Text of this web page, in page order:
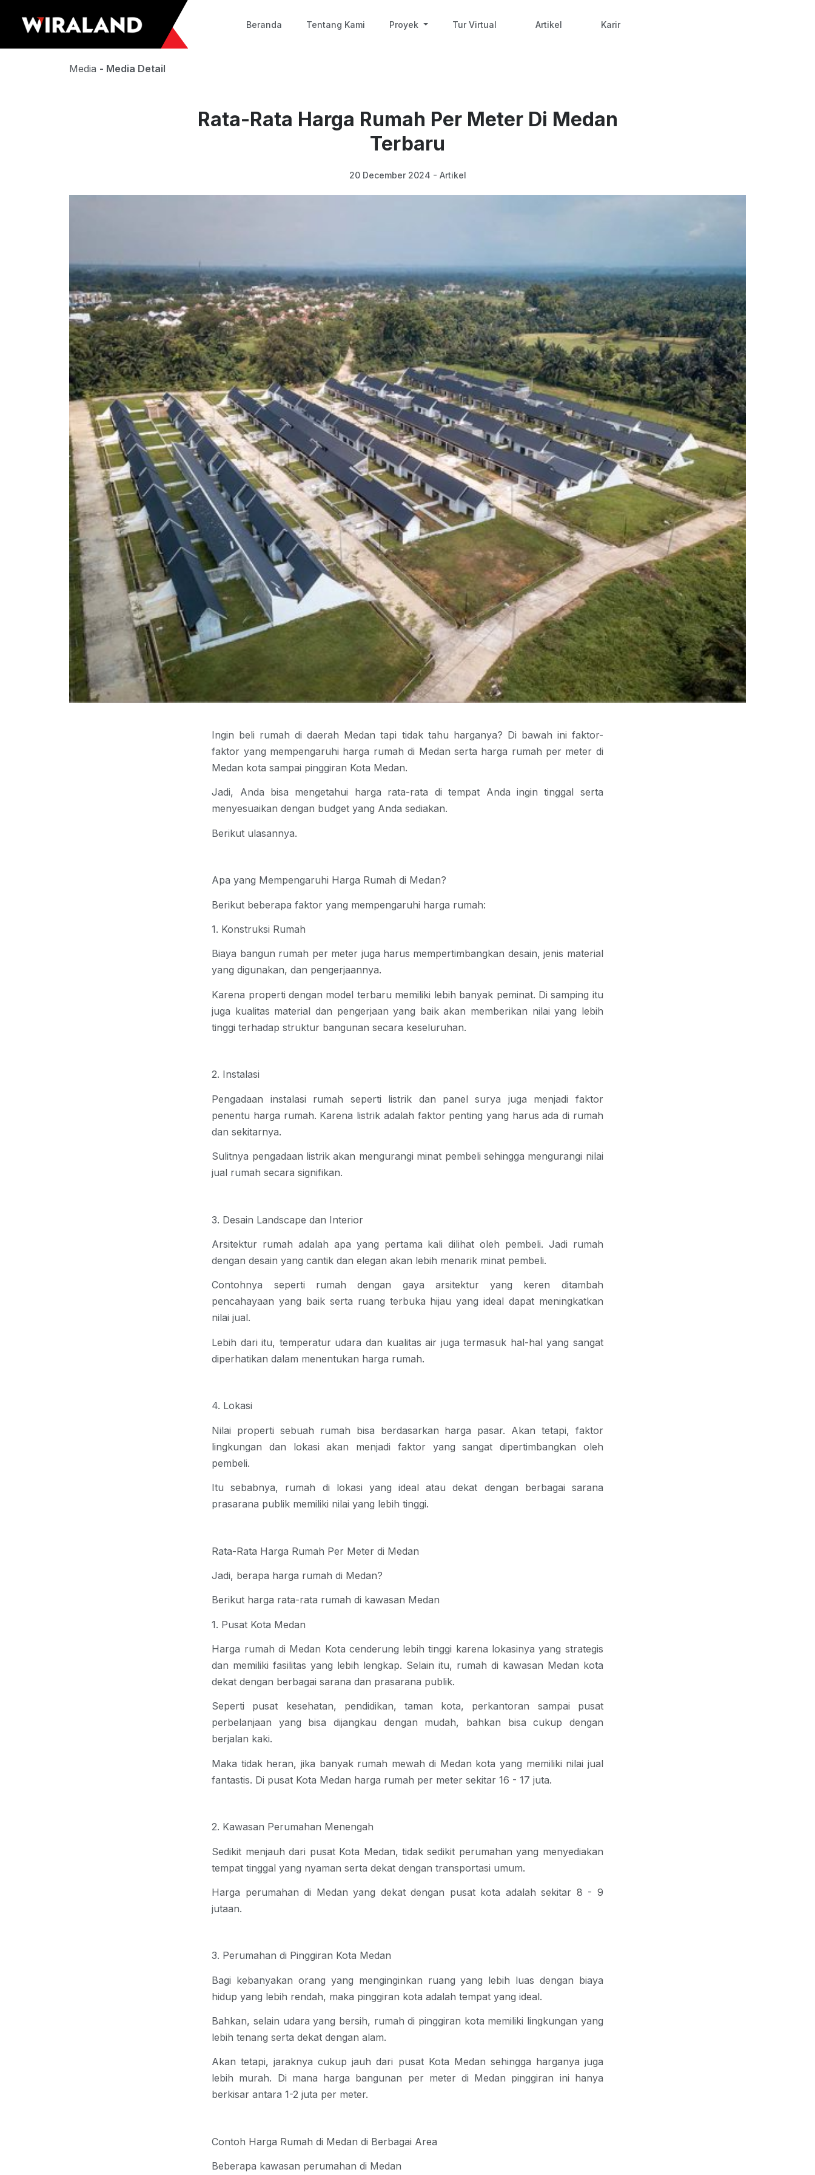
Beranda Tentang Kami Proyek Tur Virtual Artikel Karir
Media - Media Detail
Rata-Rata Harga Rumah Per Meter Di Medan
Terbaru
20 December 2024 - Artikel
Ingin beli rumah di daerah Medan tapi tidak tahu harganya? Di bawah ini faktor-
faktor yang mempengaruhi harga rumah di Medan serta harga rumah per meter di
Medan kota sampai pinggiran Kota Medan.
Jadi, Anda bisa mengetahui harga rata-rata di tempat Anda ingin tinggal serta
menyesuaikan dengan budget yang Anda sediakan.
Berikut ulasannya.
Apa yang Mempengaruhi Harga Rumah di Medan?
Berikut beberapa faktor yang mempengaruhi harga rumah:
1. Konstruksi Rumah
Biaya bangun rumah per meter juga harus mempertimbangkan desain, jenis material
yang digunakan, dan pengerjaannya.
Karena properti dengan model terbaru memiliki lebih banyak peminat. Di samping itu
juga kualitas material dan pengerjaan yang baik akan memberikan nilai yang lebih
tinggi terhadap struktur bangunan secara keseluruhan.
2. Instalasi
Pengadaan instalasi rumah seperti listrik dan panel surya juga menjadi faktor
penentu harga rumah. Karena listrik adalah faktor penting yang harus ada di rumah
dan sekitarnya.
Sulitnya pengadaan listrik akan mengurangi minat pembeli sehingga mengurangi nilai
jual rumah secara signifikan.
3. Desain Landscape dan Interior
Arsitektur rumah adalah apa yang pertama kali dilihat oleh pembeli. Jadi rumah
dengan desain yang cantik dan elegan akan lebih menarik minat pembeli.
Contohnya seperti rumah dengan gaya arsitektur yang keren ditambah
pencahayaan yang baik serta ruang terbuka hijau yang ideal dapat meningkatkan
nilai jual.
Lebih dari itu, temperatur udara dan kualitas air juga termasuk hal-hal yang sangat
diperhatikan dalam menentukan harga rumah.
4. Lokasi
Nilai properti sebuah rumah bisa berdasarkan harga pasar. Akan tetapi, faktor
lingkungan dan lokasi akan menjadi faktor yang sangat dipertimbangkan oleh
pembeli.
Itu sebabnya, rumah di lokasi yang ideal atau dekat dengan berbagai sarana
prasarana publik memiliki nilai yang lebih tinggi.
Rata-Rata Harga Rumah Per Meter di Medan
Jadi, berapa harga rumah di Medan?
Berikut harga rata-rata rumah di kawasan Medan
1. Pusat Kota Medan
Harga rumah di Medan Kota cenderung lebih tinggi karena lokasinya yang strategis
dan memiliki fasilitas yang lebih lengkap. Selain itu, rumah di kawasan Medan kota
dekat dengan berbagai sarana dan prasarana publik.
Seperti pusat kesehatan, pendidikan, taman kota, perkantoran sampai pusat
perbelanjaan yang bisa dijangkau dengan mudah, bahkan bisa cukup dengan
berjalan kaki.
Maka tidak heran, jika banyak rumah mewah di Medan kota yang memiliki nilai jual
fantastis. Di pusat Kota Medan harga rumah per meter sekitar 16 - 17 juta.
2. Kawasan Perumahan Menengah
Sedikit menjauh dari pusat Kota Medan, tidak sedikit perumahan yang menyediakan
tempat tinggal yang nyaman serta dekat dengan transportasi umum.
Harga perumahan di Medan yang dekat dengan pusat kota adalah sekitar 8 - 9
jutaan.
3. Perumahan di Pinggiran Kota Medan
Bagi kebanyakan orang yang menginginkan ruang yang lebih luas dengan biaya
hidup yang lebih rendah, maka pinggiran kota adalah tempat yang ideal.
Bahkan, selain udara yang bersih, rumah di pinggiran kota memiliki lingkungan yang
lebih tenang serta dekat dengan alam.
Akan tetapi, jaraknya cukup jauh dari pusat Kota Medan sehingga harganya juga
lebih murah. Di mana harga bangunan per meter di Medan pinggiran ini hanya
berkisar antara 1-2 juta per meter.
Contoh Harga Rumah di Medan di Berbagai Area
Beberapa kawasan perumahan di Medan